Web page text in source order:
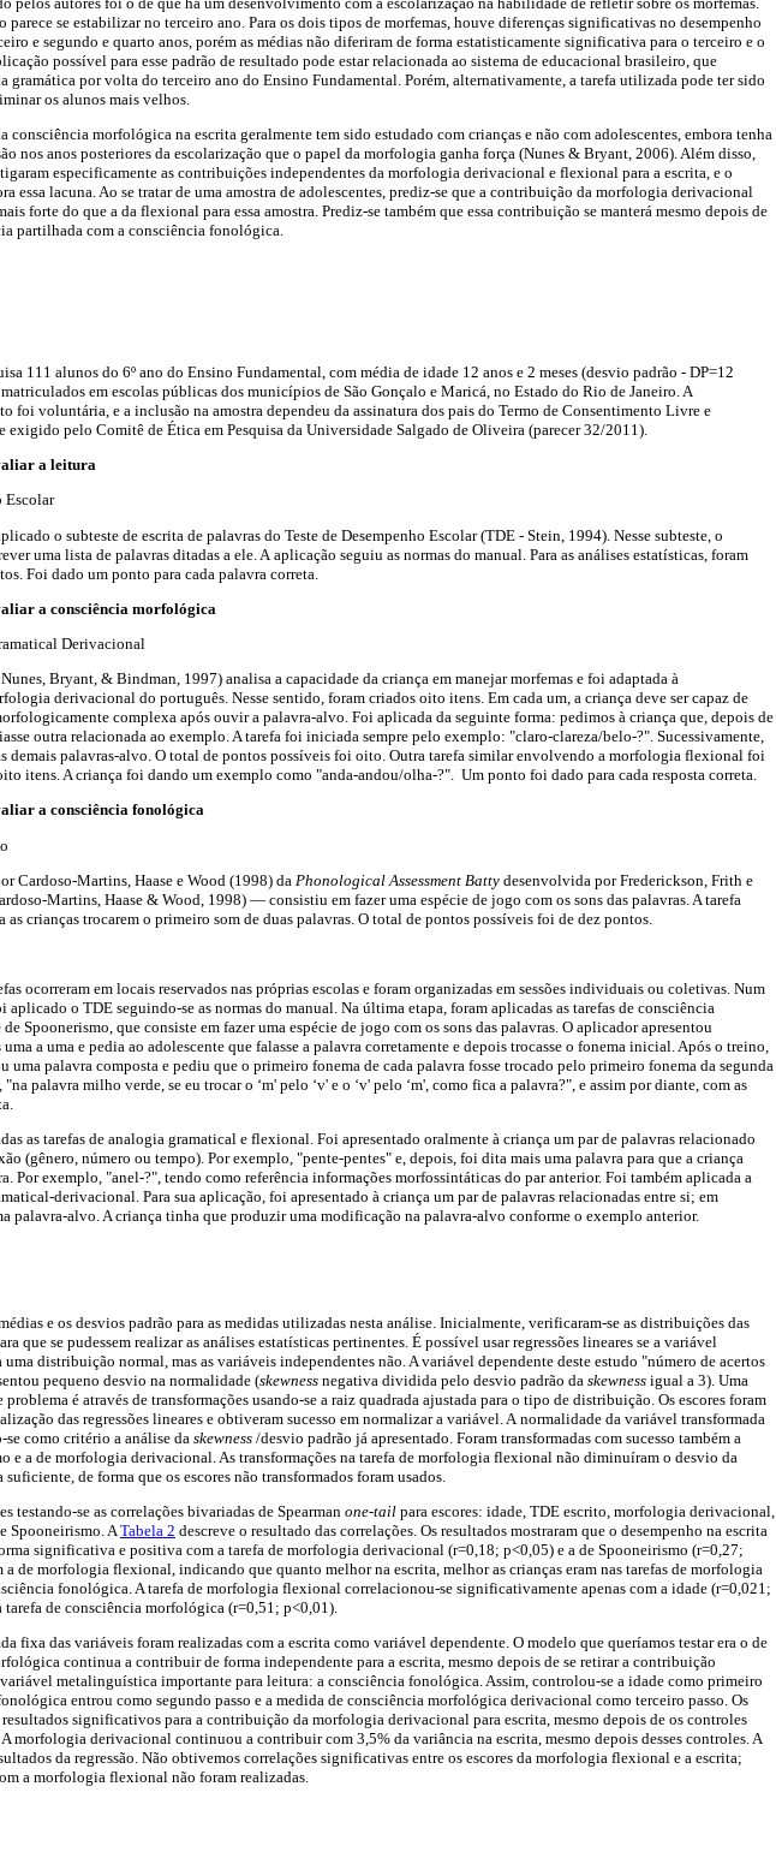
parece se estabilizar no terceiro ano. Para os dois tipos de morfemas, houve diferenças significativas no desempenho
e segundo e quarto anos, porém as médias não diferiram de forma estatisticamente significativa para o terceiro e o
possível para esse padrão de resultado pode estar relacionada ao sistema de educacional brasileiro, que
gramática por volta do terceiro ano do Ensino Fundamental. Porém, alternativamente, a tarefa utilizada pode ter sido
os alunos mais velhos.
consciência morfológica na escrita geralmente tem sido estudado com crianças e não com adolescentes, embora tenha
nos anos posteriores da escolarização que o papel da morfologia ganha força (Nunes & Bryant, 2006). Além disso,
especificamente as contribuições independentes da morfologia derivacional e flexional para a escrita, e o
essa lacuna. Ao se tratar de uma amostra de adolescentes, prediz-se que a contribuição da morfologia derivacional
forte do que a da flexional para essa amostra. Prediz-se também que essa contribuição se manterá mesmo depois de
partilhada com a consciência fonológica.
111 alunos do 6º ano do Ensino Fundamental, com média de idade 12 anos e 2 meses (desvio padrão - DP=12
em escolas públicas dos municípios de São Gonçalo e Maricá, no Estado do Rio de Janeiro. A
foi voluntária, e a inclusão na amostra dependeu da assinatura dos pais do Termo de Consentimento Livre e
exigido pelo Comitê de Ética em Pesquisa da Universidade Salgado de Oliveira (parecer 32/2011).
a leitura
Escolar
o subteste de escrita de palavras do Teste de Desempenho Escolar (TDE - Stein, 1994). Nesse subteste, o
uma lista de palavras ditadas a ele. A aplicação seguiu as normas do manual. Para as análises estatísticas, foram
Foi dado um ponto para cada palavra correta.
a consciência morfológica
Derivacional
Bryant, & Bindman, 1997) analisa a capacidade da criança em manejar morfemas e foi adaptada à
derivacional do português. Nesse sentido, foram criados oito itens. Em cada um, a criança deve ser capaz de
complexa após ouvir a palavra-alvo. Foi aplicada da seguinte forma: pedimos à criança que, depois de
outra relacionada ao exemplo. A tarefa foi iniciada sempre pelo exemplo: "claro-clareza/belo-?". Sucessivamente,
demais palavras-alvo. O total de pontos possíveis foi oito. Outra tarefa similar envolvendo a morfologia flexional foi
itens. A criança foi dando um exemplo como "anda-andou/olha-?". Um ponto foi dado para cada resposta correta.
a consciência fonológica
Cardoso-Martins, Haase e Wood (1998) da Phonological Assessment Batty desenvolvida por Frederickson, Frith e
Martins, Haase & Wood, 1998) — consistiu em fazer uma espécie de jogo com os sons das palavras. A tarefa
as crianças trocarem o primeiro som de duas palavras. O total de pontos possíveis foi de dez pontos.
ocorreram em locais reservados nas próprias escolas e foram organizadas em sessões individuais ou coletivas. Num
o TDE seguindo-se as normas do manual. Na última etapa, foram aplicadas as tarefas de consciência
Spoonerismo, que consiste em fazer uma espécie de jogo com os sons das palavras. O aplicador apresentou
a uma e pedia ao adolescente que falasse a palavra corretamente e depois trocasse o fonema inicial. Após o treino,
uma palavra composta e pediu que o primeiro fonema de cada palavra fosse trocado pelo primeiro fonema da segunda
palavra milho verde, se eu trocar o ‘m' pelo ‘v' e o ‘v' pelo ‘m', como fica a palavra?", e assim por diante, com as
as tarefas de analogia gramatical e flexional. Foi apresentado oralmente à criança um par de palavras relacionado
(gênero, número ou tempo). Por exemplo, "pente-pentes" e, depois, foi dita mais uma palavra para que a criança
Por exemplo, "anel-?", tendo como referência informações morfossintáticas do par anterior. Foi também aplicada a
derivacional. Para sua aplicação, foi apresentado à criança um par de palavras relacionadas entre si; em
palavra-alvo. A criança tinha que produzir uma modificação na palavra-alvo conforme o exemplo anterior.
e os desvios padrão para as medidas utilizadas nesta análise. Inicialmente, verificaram-se as distribuições das
que se pudessem realizar as análises estatísticas pertinentes. É possível usar regressões lineares se a variável
uma distribuição normal, mas as variáveis independentes não. A variável dependente deste estudo "número de acertos
pequeno desvio na normalidade (skewness negativa dividida pelo desvio padrão da skewness igual a 3). Uma
problema é através de transformações usando-se a raiz quadrada ajustada para o tipo de distribuição. Os escores foram
das regressões lineares e obtiveram sucesso em normalizar a variável. A normalidade da variável transformada
como critério a análise da skewness /desvio padrão já apresentado. Foram transformadas com sucesso também a
e a de morfologia derivacional. As transformações na tarefa de morfologia flexional não diminuíram o desvio da
de forma que os escores não transformados foram usados.
testando-se as correlações bivariadas de Spearman one-tail para escores: idade, TDE escrito, morfologia derivacional,
Spooneirismo. ATabela 2 descreve o resultado das correlações. Os resultados mostraram que o desempenho na escrita
significativa e positiva com a tarefa de morfologia derivacional (r=0,18; p<0,05) e a de Spooneirismo (r=0,27;
a de morfologia flexional, indicando que quanto melhor na escrita, melhor as crianças eram nas tarefas de morfologia
fonológica. A tarefa de morfologia flexional correlacionou-se significativamente apenas com a idade (r=0,021;
tarefa de consciência morfológica (r=0,51; p<0,01).
fixa das variáveis foram realizadas com a escrita como variável dependente. O modelo que queríamos testar era o de
continua a contribuir de forma independente para a escrita, mesmo depois de se retirar a contribuição
metalinguística importante para leitura: a consciência fonológica. Assim, controlou-se a idade como primeiro
entrou como segundo passo e a medida de consciência morfológica derivacional como terceiro passo. Os
resultados significativos para a contribuição da morfologia derivacional para escrita, mesmo depois de os controles
morfologia derivacional continuou a contribuir com 3,5% da variância na escrita, mesmo depois desses controles. A
da regressão. Não obtivemos correlações significativas entre os escores da morfologia flexional e a escrita;
a morfologia flexional não foram realizadas.